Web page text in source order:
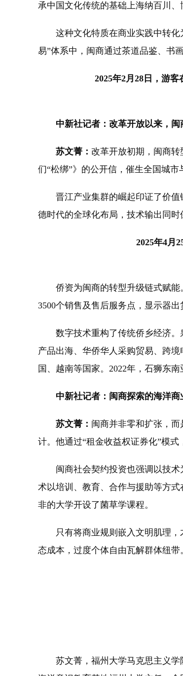
承中国文化传统的基础上海纳百川、
这种文化特质在商业实践中转化
易”体系中，闽商通过茶道品鉴、书
2025年2月28日，游
中新社记者：改革开放以来，闽
苏文菁： 改革开放初期，闽商转
们“松绑”》的公开信，催生全国城
晋江产业集群的崛起印证了价值链
德时代的全球化布局，技术输出同
2025年4月
侨资为闽商的转型升级链式赋能
3500个销售及售后服务点，显示器出
数字技术重构了传统侨乡经济。
产品出海、华侨华人采购贸易、跨
国、越南等国家。2022年，石狮东
中新社记者：闽商探索的海洋商
苏文菁： 闽商并非零和扩张，
计。他通过“租金收益权证券化”模式
闽商社会契约投资也强调以技术
术以培训、教育、合作与援助等方
非的大学开设了菌草学课程。
只有将商业规则嵌入文明肌理，
态成本，过度个体自由瓦解群体纽
苏文菁，福州大学马克思主义学